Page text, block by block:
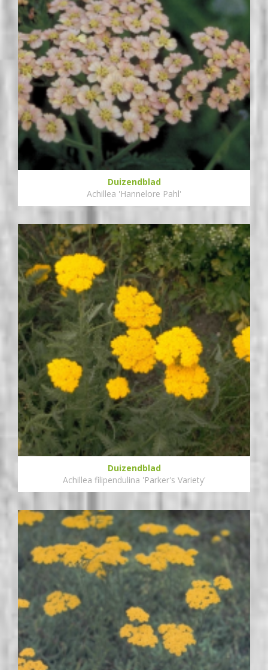
Duizendblad
Achillea 'Hannelore Pahl'
Duizendblad
Achillea filipendulina 'Parker's Variety'